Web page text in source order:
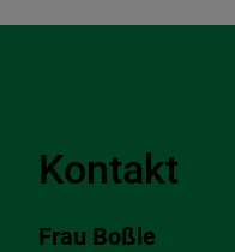
Kontakt
Frau Boßle